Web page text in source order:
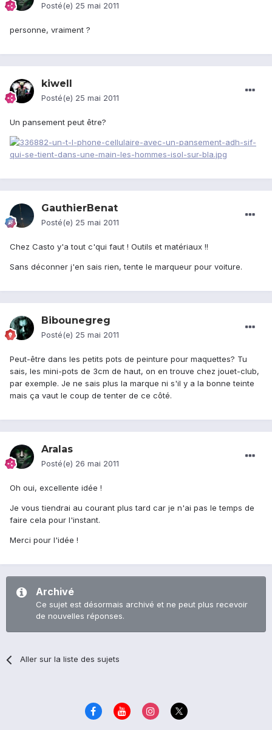
Posté(e) 25 mai 2011
personne, vraiment ?
kiwell
Posté(e) 25 mai 2011
Un pansement peut être?
GauthierBenat
Posté(e) 25 mai 2011
Chez Casto y'a tout c'qui faut ! Outils et matériaux !!
Sans déconner j'en sais rien, tente le marqueur pour voiture.
Bibounegreg
Posté(e) 25 mai 2011
Peut-être dans les petits pots de peinture pour maquettes? Tu
sais, les mini-pots de 3cm de haut, on en trouve chez jouet-club,
par exemple. Je ne sais plus la marque ni s'il y a la bonne teinte
mais ça vaut le coup de tenter de ce côté.
Aralas
Posté(e) 26 mai 2011
Oh oui, excellente idée !
Je vous tiendrai au courant plus tard car je n'ai pas le temps de
faire cela pour l'instant.
Merci pour l'idée !
Archivé
Ce sujet est désormais archivé et ne peut plus recevoir
de nouvelles réponses.
Aller sur la liste des sujets